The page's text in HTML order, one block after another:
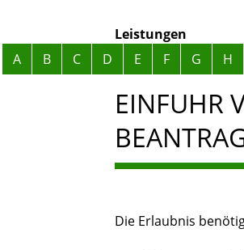
Leistungen
Alphabetisches
A B C D E F G H
EINFUHR
Die Erlaubnis